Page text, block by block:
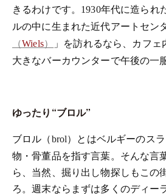
きるわけです。
1930年代に造られ
ルの中に生まれた近代アートセン
（Wiels）
」を訪れるなら、カフ
大きなバーカウンターで午後の一
ゆったり “ブロル”
ブロル（brol）とはベルギーのス
物・骨董品を指す言葉。そんな言
ら、当然、掘り出し物探しもこの
ろ。週末ならまずは多くのディー